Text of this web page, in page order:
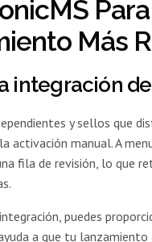
Más
integración
y sellos que
activación manual. A
fila de revisión, lo que
puedes
a que tu lanzamiento